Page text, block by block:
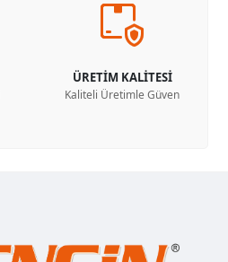
ÜRETİM KALİTESİ
Kaliteli Üretimle Güven